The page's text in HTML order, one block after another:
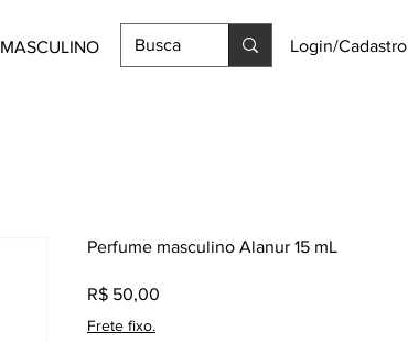
MASCULINO Login/Cadastro
Perfume masculino Alanur 15 mL
R$ 50,00
Frete fixo.